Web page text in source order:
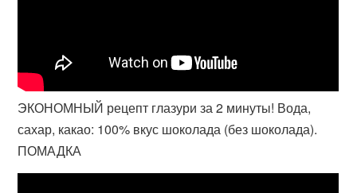
ЭКОНОМНЫЙ рецепт глазури за 2 минуты! Вода,
сахар, какао: 100% вкус шоколада (без шоколада).
ПОМАДКА